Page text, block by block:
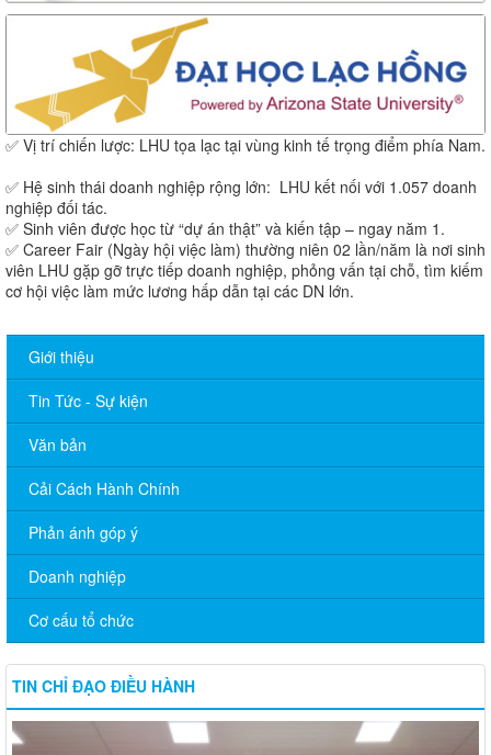
✅ Vị trí chiến lược: LHU tọa lạc tại vùng kinh tế trọng điểm phía Nam.
✅ Hệ sinh thái doanh nghiệp rộng lớn: LHU kết nối với 1.057 doanh
nghiệp đối tác.
✅ Sinh viên được học từ “dự án thật” và kiến tập – ngay năm 1.
✅ Career Fair (Ngày hội việc làm) thường niên 02 lần/năm là nơi sinh
viên LHU gặp gỡ trực tiếp doanh nghiệp, phỏng vấn tại chỗ, tìm kiếm
cơ hội việc làm mức lương hấp dẫn tại các DN lớn.
Giới thiệu
Tin Tức - Sự kiện
Văn bản
Cải Cách Hành Chính
Phản ánh góp ý
Doanh nghiệp
Cơ cấu tổ chức
TIN CHỈ ĐẠO ĐIỀU HÀNH